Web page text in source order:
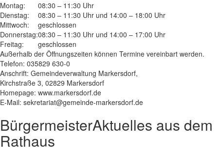
Montag:
08:30 – 11:30 Uhr
Dienstag:
08:30 – 11:30 Uhr und 14:00 – 18:00 Uhr
Mittwoch:
geschlossen
Donnerstag:08:30 – 11:30 Uhr und 14:00 – 17:00 Uhr
Freitag:
geschlossen
Außerhalb der Öffnungszeiten können Termine vereinbart werden.
Telefon: 035829 630-0
Anschrift: Gemeindeverwaltung Markersdorf,
Kirchstraße 3, 02829 Markersdorf
Homepage: www.markersdorf.de
E-Mail: sekretariat@gemeinde-markersdorf.de
BürgermeisterAktuelles aus dem
Rathaus